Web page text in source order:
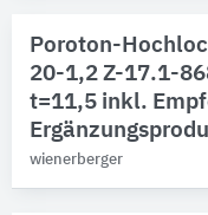
Mauerziegel
Mauerziegel
Gebäude-Bauteile
Poroton-
20-1,2 Z-17.1-
t=11,5 inkl.
wienerberger